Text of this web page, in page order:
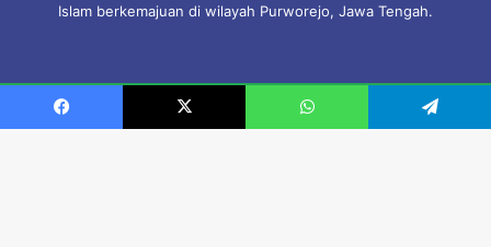
Islam berkemajuan di wilayah Purworejo, Jawa Tengah.
Facebook X WhatsApp Telegram